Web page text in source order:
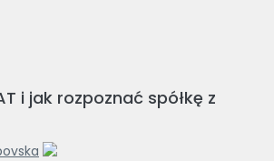
i jak rozpoznać spółkę z